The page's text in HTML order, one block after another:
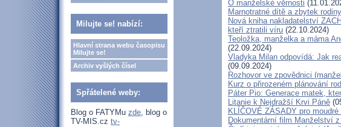
Milujte se! nabízí:
Hlavní strana webu časopisu
Milujte se!
Archiv vyšlých čísel
Spřátelené weby:
Blog o FATYMu zde, blog o
TV-MIS.cz tv-
O manželské věrnosti
Marnotratné dítě a zbytek rodiny
Nová kniha nakladatelství
kteří ztratili víru (22.10.2024)
Teoložka, manželka a máma
(22.09.2024)
Vladyka Milan odpovídá: Jak
(09.09.2024)
Rozhovor ve zpovědnici
Kurz o přirozeném plánování
Páter Pio: Generace matek,
Litanie k Nejdražší Krvi Páně
KLÍČOVÉ ZÁSADY pro
Dokumentární film Manželství